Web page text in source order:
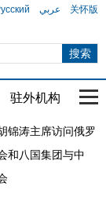
عربي 关怀版
驻外机构 国
锦涛主席访问俄罗
和八国集团与中